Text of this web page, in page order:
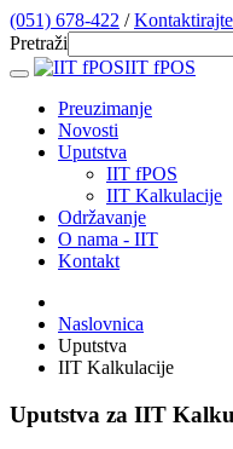
(051) 678-422 /
Pretraži
IIT fPOS
Preuzimanje
Novosti
Uputstva
IIT fPOS
IIT Kalkulacije
Održavanje
O nama - IIT
Kontakt
Naslovnica
Uputstva
IIT Kalkulacije
Uputstva za IIT